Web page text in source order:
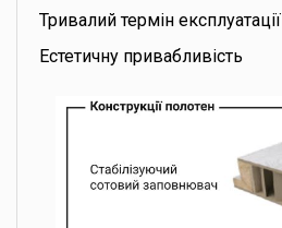
Тривалий термін експлуатації
Естетичну привабливість